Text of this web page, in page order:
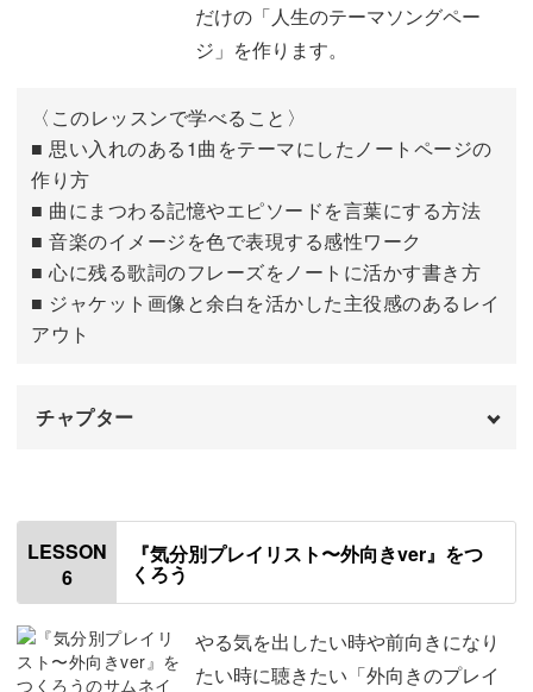
は静かに癒やされたい時。
今の自分の心にそっと寄り添うプレイリストがあれば、自
分自身を支えてくれる大切なお守りに。
そんな自分だけの「音楽をテーマにしたトラベルノート」
を、一緒に作ってみませんか？
だけの「人生のテーマソングペー
ジ」を作ります。
〈このレッスンで学べること〉
■ 思い入れのある1曲をテーマにしたノートページの
作り方
■ 曲にまつわる記憶やエピソードを言葉にする方法
■ 音楽のイメージを色で表現する感性ワーク
■ 心に残る歌詞のフレーズをノートに活かす書き方
■ ジャケット画像と余白を活かした主役感のあるレイ
アウト
チャプター
使用する材料・道具
ノートの構成について
深掘りしたい曲を選び記入する 03:42
LESSON
6
『気分別プレイリスト〜外向きver』をつ
くろう
やる気を出したい時や前向きになり
たい時に聴きたい「外向きのプレイ